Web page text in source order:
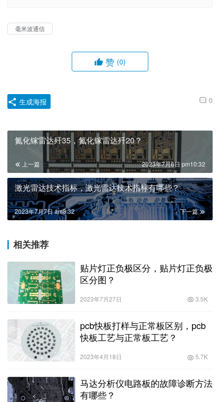
毫米波通信
赞 (0)
0
生成海报
氮化镓雷达歼35，氮化镓雷达歼20？
上一篇 2023年7月6日 pm10:32
激光雷达技术指标，激光雷达技术指标有哪些？
下一篇
2023年7月7日 am8:32
相关推荐
贴片灯正负极区分，贴片灯正负极
区分图？
2023年7月27日 3.5K
pcb快板打样与正常板区别，pcb
快板工艺与正常板工艺？
2023年4月18日 5.7K
马达分析仪电路板的故障诊断方法
有哪些？